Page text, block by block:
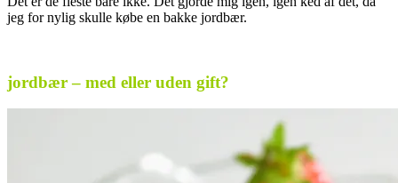
jeg for nylig skulle købe en bakke jordbær.
jordbær – med eller uden gift?